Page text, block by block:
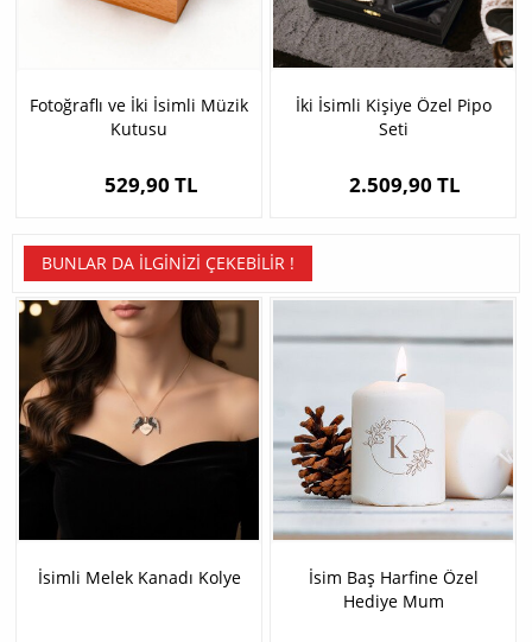
Fotoğraflı ve İki İsimli Müzik
Kutusu
529,90 TL
İki İsimli Kişiye Özel Pipo
Seti
2.509,90 TL
BUNLAR DA İLGINIZI ÇEKEBILIR !
İsimli Melek Kanadı Kolye
İsim Baş Harfine Özel
Hediye Mum